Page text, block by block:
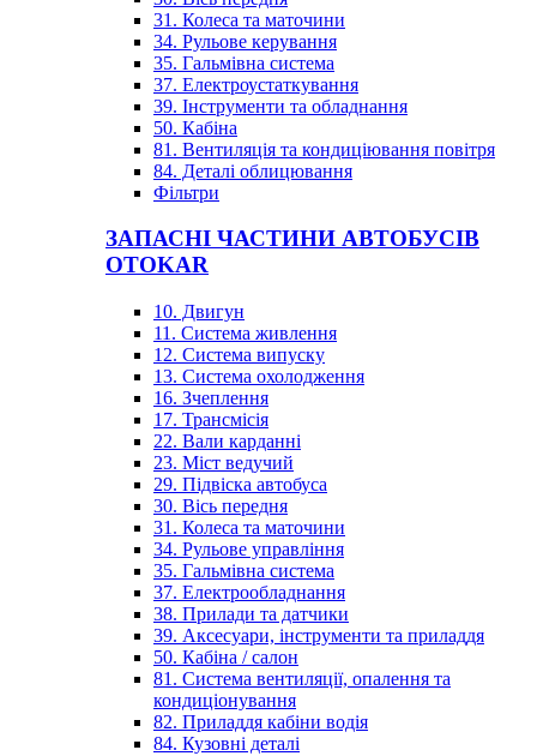
31. Колеса та маточини
34. Рульове керування
35. Гальмівна система
37. Електроустаткування
39. Інструменти та обладнання
50. Кабіна
81. Вентиляція та кондиціювання повітря
84. Деталі облицювання
Фільтри
ЗАПАСНІ ЧАСТИНИ АВТОБУСІВ
OTOKAR
10. Двигун
11. Система живлення
12. Система випуску
13. Система охолодження
16. Зчеплення
17. Трансмісія
22. Вали карданні
23. Міст ведучий
29. Підвіска автобуса
30. Вісь передня
31. Колеса та маточини
34. Рульове управління
35. Гальмівна система
37. Електрообладнання
38. Прилади та датчики
39. Аксесуари, інструменти та приладдя
50. Кабіна / салон
81. Система вентиляції, опалення та
кондиціонування
82. Приладдя кабіни водія
84. Кузовні деталі